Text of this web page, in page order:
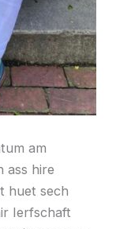
am
ass hire
huet sech
Ierfschaft